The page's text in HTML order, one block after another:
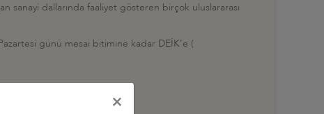
sanayi dallarında faaliyet gösteren birçok uluslararası
günü mesai bitimine kadar DEİK’e (
×